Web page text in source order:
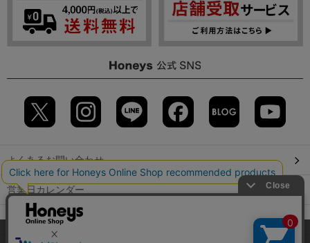
よくあるお問い合わせ
営業日カレンダー
店舗検索
当サイトでは、サイトの利便性向上のため、クッキー(Cookie)を使